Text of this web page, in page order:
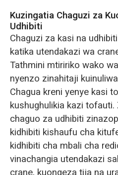
Kuzingatia Chaguzi za
Udhibiti
Chaguzi za kasi na
katika utendakazi wa
Tathmini mtiririko wako
nyenzo zinahitaji
Chagua kreni yenye kasi
kushughulikia kazi
chaguo za udhibiti
kidhibiti kishaufu cha
kidhibiti cha mbali cha
vinachangia utendakazi